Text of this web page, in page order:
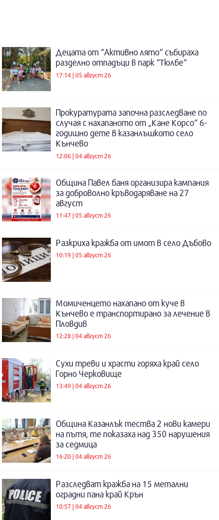
Децата от “Активно лято“ събираха
разделно отпадъци в парк “Тюлбе“
17:14 | 05 август 26
Прокуратурата започна разследване по
случая с нахапаното от „Кане Корсо“ 6-
годишно дете в казанлъшкото село
Кънчево
12:06 | 04 август 26
Община Павел баня организира кампания
за доброволно кръводаряване на 27
август
11:47 | 05 август 26
Разкриха кражба от имот в село Дъбово
10:19 | 05 август 26
Момиченцето нахапано от куче в
Кънчево е транспортирано за лечение в
Пловдив
12:28 | 04 август 26
Сухи треви и храсти горяха край село
Горно Черковище
13:49 | 04 август 26
Община Казанлък тества 2 нови камери
на пътя, те показаха над 350 нарушения
за седмица
16:20 | 04 август 26
Разследват кражба на 15 метални
оградни пана край Крън
10:57 | 04 август 26